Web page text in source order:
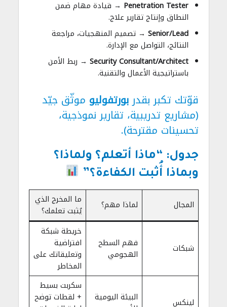
Penetration Tester → قيادة مهام ضمن
النطاق وإنتاج تقارير علاج.
Senior/Lead → تصميم المنهجيات، مراجعة
النتائج، التواصل مع الإدارة.
Security Consultant/Architect → ربط الأمن
باستراتيجية الأعمال والتقنية.
قوّتك تكبر بقدربورتفوليو موثّق جيّد
(مشاريع تدريبية، تقارير نموذجية،
تحسينات مقترحة).
جدول: “ماذا أتعلم؟ ولماذا؟
وبماذا أُثبت الكفاءة؟”
المجال لماذا مهم؟
ما المخرج الذي
يُثبت تعلمك؟
شبكات
فهم السطح
الهجومي
خريطة شبكة
افتراضية
وتعليقاتك على
المخاطر
لينكس
البيئة اليومية
سكربت بسيط
+ لقطات توضح